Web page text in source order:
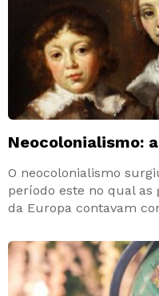
Neocolonialismo:
O neocolonialismo
período este no qual as
da Europa contavam